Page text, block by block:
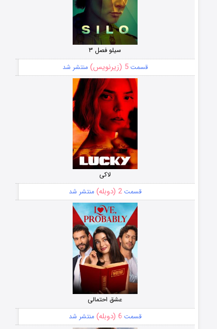
سیلو فصل ۳
قسمت5 (زیرنویس) منتشر شد
لاکی
قسمت2 (دوبله) منتشر شد
عشق احتمالی
قسمت 6 (دوبله) منتشر شد